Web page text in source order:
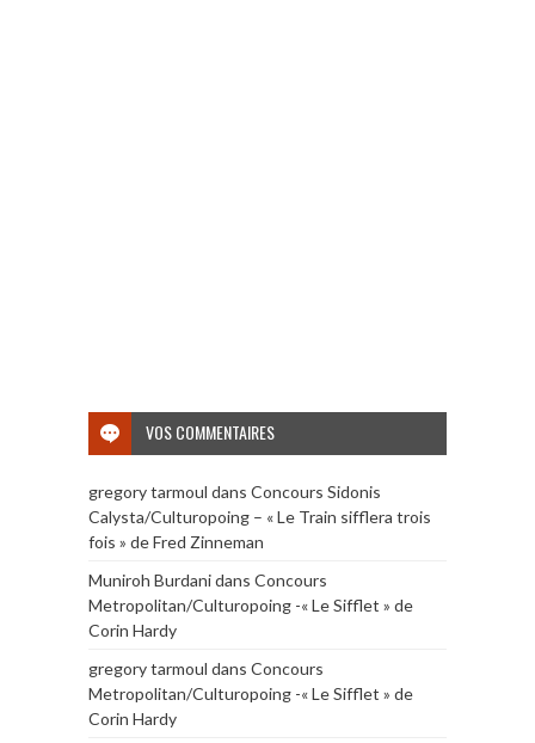
VOS COMMENTAIRES
gregory tarmoul dans Concours Sidonis
Calysta/Culturopoing – « Le Train sifflera trois
fois » de Fred Zinneman
Muniroh Burdanidans Concours
Metropolitan/Culturopoing -« Le Sifflet » de
Corin Hardy
gregory tarmoul dans Concours
Metropolitan/Culturopoing -« Le Sifflet » de
Corin Hardy